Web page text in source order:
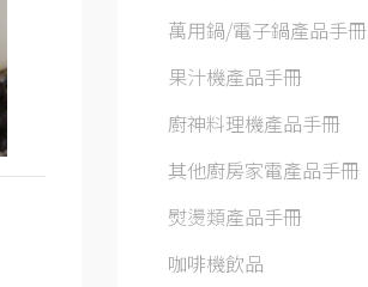
萬用鍋/電子鍋產品手冊
果汁機產品手冊
廚神料理機產品手冊
其他廚房家電產品手冊
熨燙類產品手冊
咖啡機飲品